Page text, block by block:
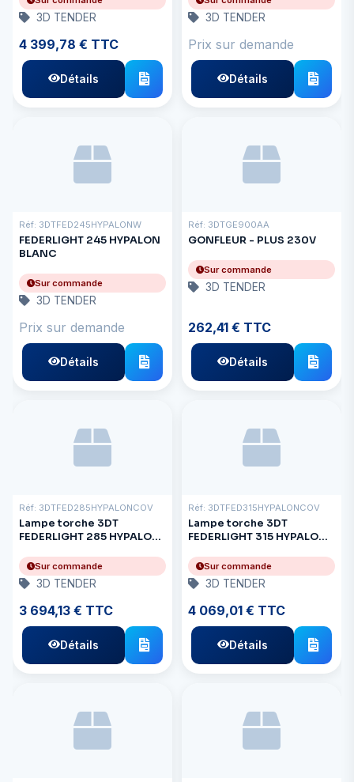
3D TENDER
4 399,78 € TTC
Détails
3D TENDER
Prix sur demande
Détails
Réf: 3DTFED245HYPALONW
FEDERLIGHT 245 HYPALON
BLANC
Sur commande
3D TENDER
Prix sur demande
Détails
Réf: 3DTGE900AA
GONFLEUR - PLUS 230V
Sur commande
3D TENDER
262,41 € TTC
Détails
Réf: 3DTFED285HYPALONCOV
Lampe torche 3DT
FEDERLIGHT 285 HYPALON
Sur commande
3D TENDER
3 694,13 € TTC
Détails
Réf: 3DTFED315HYPALONCOV
Lampe torche 3DT
FEDERLIGHT 315 HYPALON
Sur commande
3D TENDER
4 069,01 € TTC
Détails